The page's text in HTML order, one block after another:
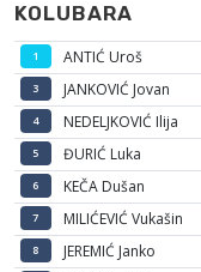
KOLUBARA
1 ANTIĆ Uroš
3 JANKOVIĆ Jovan
4 NEDELJKOVIĆ Ilija
5 ĐURIĆ Luka
6 KEČA Dušan
7 MILIĆEVIĆ Vukašin
8 JEREMIĆ Janko